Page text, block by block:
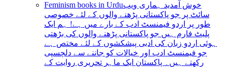
Feminism books in Urduخوش آمدید ہماری ویب
سائٹ پر جو پاکستانی پڑھنے والوں کے لئے خصوصی
طور پر اردو فیمنسٹ ادب کے بارے میں ہے! ہم ایک
پلیٹ فارم ہیں جو پاکستانی پڑھنے والوں کی بڑھتی
ہوئی اردو زبان کی ادبی پیشکشوں کے لئے مختص ہے
جو فیمنسٹ ادب اور خیالات کو جاننے سے دلچسپی
رکھتے ہیں۔ پاکستان ایک ماہر تحریری روایت کے